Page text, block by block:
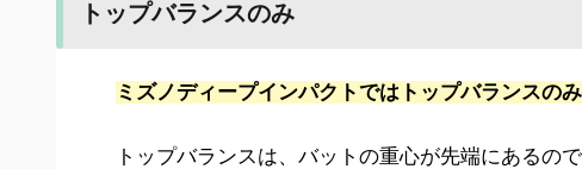
トップバランスのみ
ミズノディープインパクトではトップバランスの
トップバランスは、バットの重心が先端にあるの